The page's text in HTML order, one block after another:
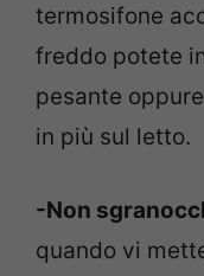
termosifone
freddo potete
pesante
in più sul letto.
-Non
quando vi